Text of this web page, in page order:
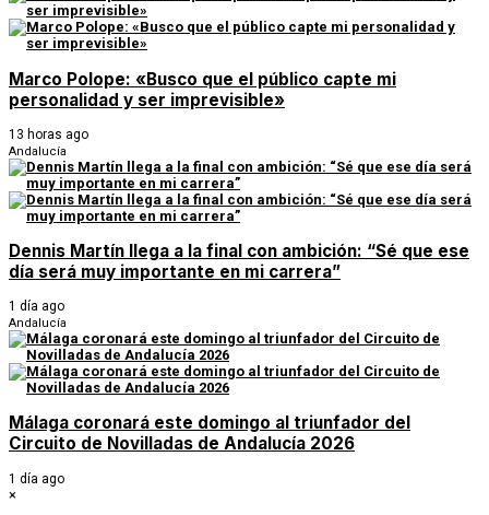
Marco Polope: «Busco que el público capte mi
personalidad y ser imprevisible»
13 horas ago
Andalucía
Dennis Martín llega a la final con ambición: “Sé que ese
día será muy importante en mi carrera”
1 día ago
Andalucía
Málaga coronará este domingo al triunfador del
Circuito de Novilladas de Andalucía 2026
1 día ago
×